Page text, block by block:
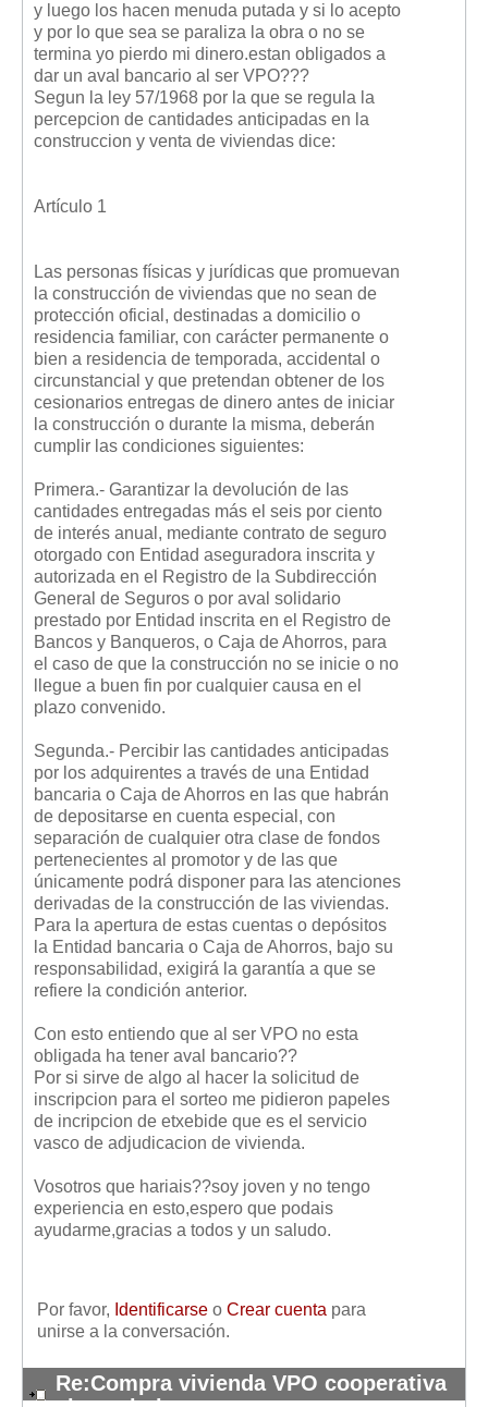
y luego los hacen menuda putada y si lo acepto
y por lo que sea se paraliza la obra o no se
termina yo pierdo mi dinero.estan obligados a
dar un aval bancario al ser VPO???
Segun la ley 57/1968 por la que se regula la
percepcion de cantidades anticipadas en la
construccion y venta de viviendas dice:
Artículo 1
Las personas físicas y jurídicas que promuevan
la construcción de viviendas que no sean de
protección oficial, destinadas a domicilio o
residencia familiar, con carácter permanente o
bien a residencia de temporada, accidental o
circunstancial y que pretendan obtener de los
cesionarios entregas de dinero antes de iniciar
la construcción o durante la misma, deberán
cumplir las condiciones siguientes:
Primera.- Garantizar la devolución de las
cantidades entregadas más el seis por ciento
de interés anual, mediante contrato de seguro
otorgado con Entidad aseguradora inscrita y
autorizada en el Registro de la Subdirección
General de Seguros o por aval solidario
prestado por Entidad inscrita en el Registro de
Bancos y Banqueros, o Caja de Ahorros, para
el caso de que la construcción no se inicie o no
llegue a buen fin por cualquier causa en el
plazo convenido.
Segunda.- Percibir las cantidades anticipadas
por los adquirentes a través de una Entidad
bancaria o Caja de Ahorros en las que habrán
de depositarse en cuenta especial, con
separación de cualquier otra clase de fondos
pertenecientes al promotor y de las que
únicamente podrá disponer para las atenciones
derivadas de la construcción de las viviendas.
Para la apertura de estas cuentas o depósitos
la Entidad bancaria o Caja de Ahorros, bajo su
responsabilidad, exigirá la garantía a que se
refiere la condición anterior.
Con esto entiendo que al ser VPO no esta
obligada ha tener aval bancario??
Por si sirve de algo al hacer la solicitud de
inscripcion para el sorteo me pidieron papeles
de incripcion de etxebide que es el servicio
vasco de adjudicacion de vivienda.
Vosotros que hariais??soy joven y no tengo
experiencia en esto,espero que podais
ayudarme,gracias a todos y un saludo.
Por favor, Identificarse o Crear cuenta para
unirse a la conversación.
Re:Compra vivienda VPO cooperativa